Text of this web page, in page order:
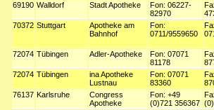
69190 Walldorf Stadt Apotheke
Fon: 06227-
82970
70372 Stuttgart
Apotheke am
Bahnhof
Fon:
0711/9559650
72074 Tübingen Adler-Apotheke
Fon: 07071
81178
72074 Tübingen
ina Apotheke
Lustnau
Fon: 07071
83360
76137 Karlsruhe
Congress
Apotheke
Fon: +49
(0)721 356367